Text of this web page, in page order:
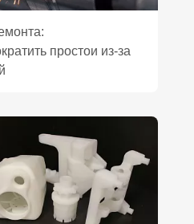
простои из‑за